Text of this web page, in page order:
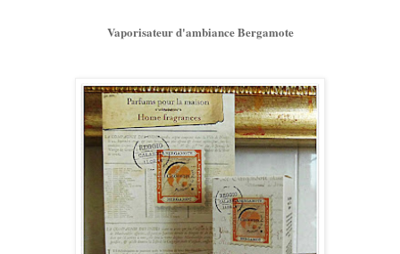
Vaporisateur d'ambiance Bergamote